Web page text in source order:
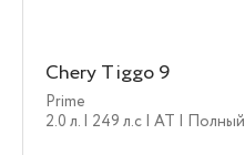
Chery Tiggo 9
Prime
2.0 л. | 249 л.c | AT | Полный